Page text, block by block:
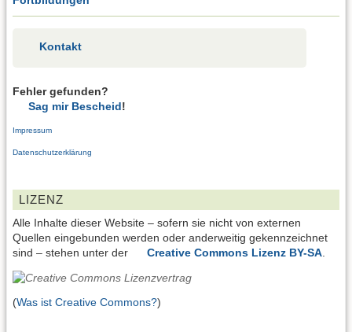
Kontakt
Fehler gefunden?
Sag mir Bescheid!
Impressum
Datenschutzerklärung
LIZENZ
Alle Inhalte dieser Website – sofern sie nicht von externen
Quellen eingebunden werden oder anderweitig gekennzeichnet
sind – stehen unter der
Creative Commons Lizenz BY-SA.
(Was ist Creative Commons?)